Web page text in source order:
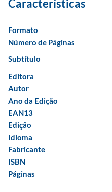
Formato
Número de Páginas
Subtítulo
Editora
Autor
Ano da Edição
EAN13
Edição
Idioma
Fabricante
ISBN
Páginas